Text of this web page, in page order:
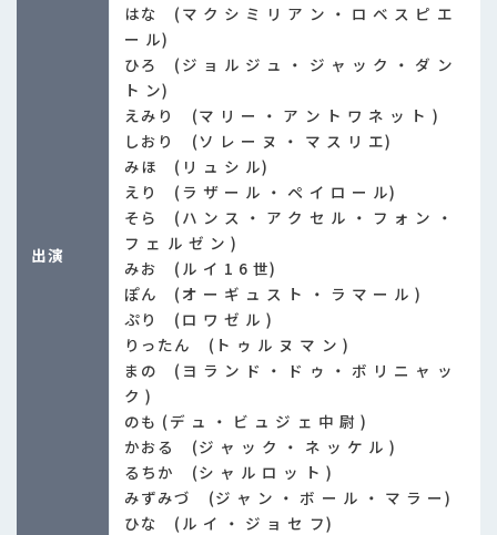
出演
はな (マ ク シ ミ リ ア ン ・ ロ ベ ス ピ エ
ー ル)
ひろ (ジ ョ ル ジ ュ ・ ジ ャ ッ ク ・ ダ ン
ト ン)
えみり (マ リ ー ・ ア ン ト ワ ネ ッ ト )
しおり (ソ レ ー ヌ ・ マ ス リ エ)
みほ (リ ュ シ ル)
えり (ラ ザ ー ル ・ ペ イ ロ ー ル)
そら (ハ ン ス ・ ア ク セ ル ・ フ ォ ン ・
フ ェ ル ゼ ン )
みお (ル イ 1 6 世)
ぽん (オ ー ギ ュ ス ト ・ ラ マ ー ル )
ぷり (ロ ワ ゼ ル )
りったん (ト ゥ ル ヌ マ ン )
まの (ヨ ラ ン ド ・ ド ゥ ・ ボ リ ニ ャ ッ
ク )
のも (デ ュ ・ ビ ュ ジ ェ 中 尉 )
かおる (ジ ャ ッ ク ・ ネ ッ ケ ル )
るちか (シ ャ ル ロ ッ ト )
みずみづ (ジ ャ ン ・ ボ ー ル ・ マ ラ ー)
ひな (ル イ ・ ジ ョ セ フ)